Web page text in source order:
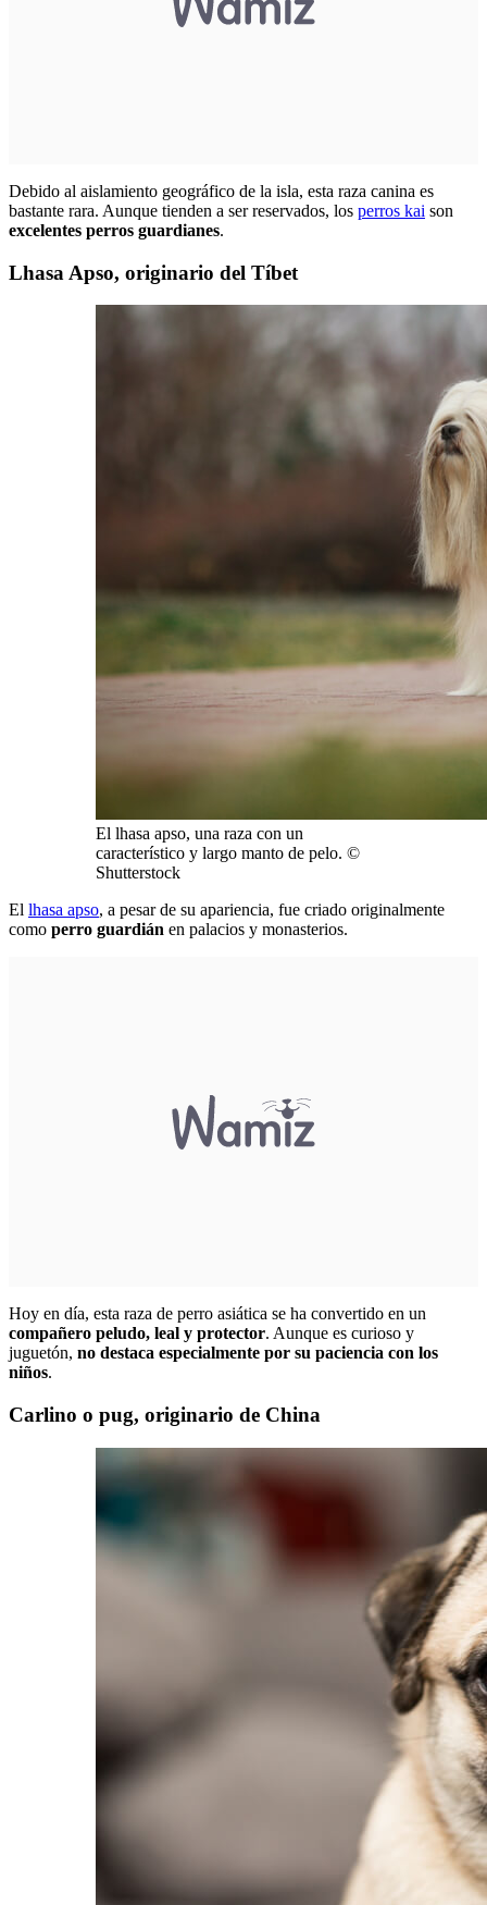
Debido al aislamiento geográfico de la isla, esta raza canina es
bastante rara. Aunque tienden a ser reservados, los perros kai son
excelentes perros guardianes.
Lhasa Apso, originario del Tíbet
El lhasa apso, una raza con un
característico y largo manto de pelo. ©
Shutterstock
El lhasa apso, a pesar de su apariencia, fue criado originalmente
como perro guardián en palacios y monasterios.
Hoy en día, esta raza de perro asiática se ha convertido en un
compañero peludo, leal y protector. Aunque es curioso y
juguetón, no destaca especialmente por su paciencia con los
niños.
Carlino o pug, originario de China